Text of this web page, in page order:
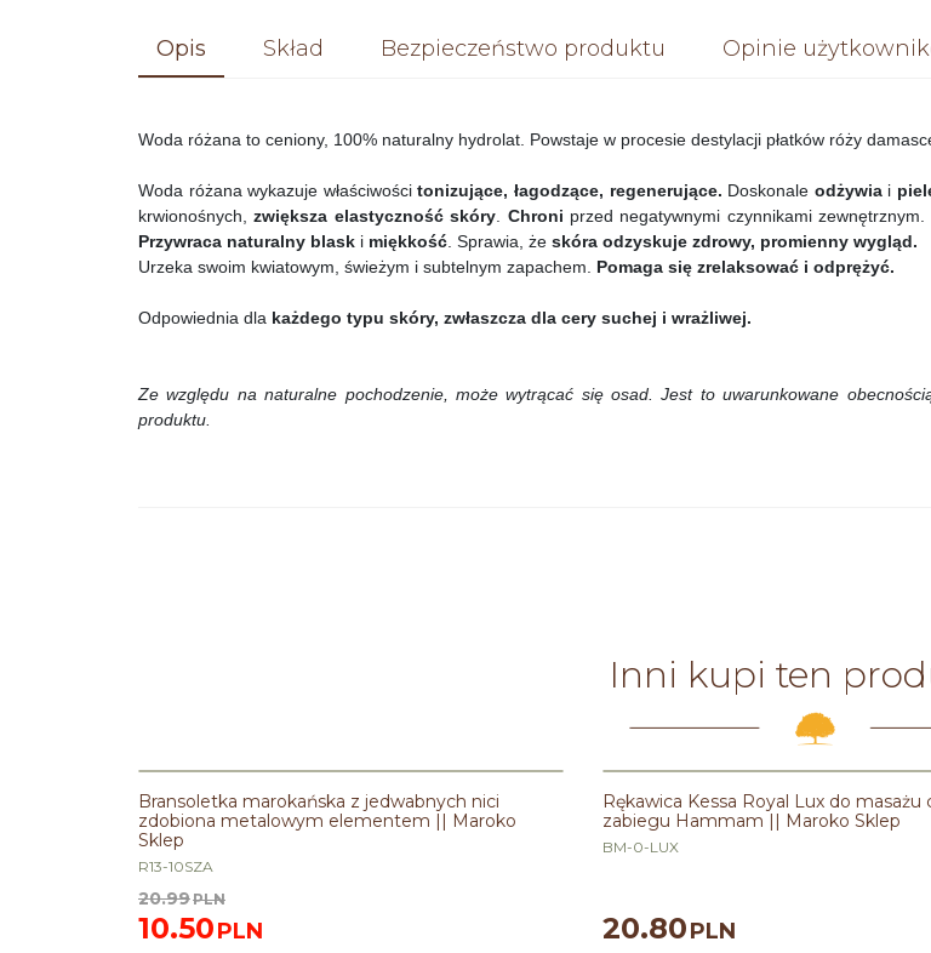
Opis Skład Bezpieczeństwo produktu Opinie
Woda różana to ceniony, 100% naturalny hydrolat. Powstaje w procesie destylacji płatków róży
Woda różana wykazuje właściwościtonizujące, łagodzące, regenerujące. Doskonale odżywiai
krwionośnych,zwiększa elastyczność skóry Chroni przed negatywnymi czynnikami
Przywraca naturalny blask i miękkość . Sprawia, że skóra odzyskuje zdrowy, promienny wygląd.
Urzeka swoim kwiatowym, świeżym i subtelnym zapachem. Pomaga się zrelaksować i odprężyć.
Odpowiednia dla każdego typu skóry, zwłaszcza dla cery suchej i wrażliwej.
Ze względu na naturalne pochodzenie, może wytrącać się osad. Jest to uwarunkowane
produktu.
Inni kupi ten
Bransoletka marokańska z jedwabnych nici
zdobiona metalowym elementem || Maroko
Sklep
R13-10SZA
20.99PLN
10.50PLN
Rękawica Kessa Royal Lux do masażu
zabiegu Hammam || Maroko Sklep
BM-0-LUX
20.80PLN